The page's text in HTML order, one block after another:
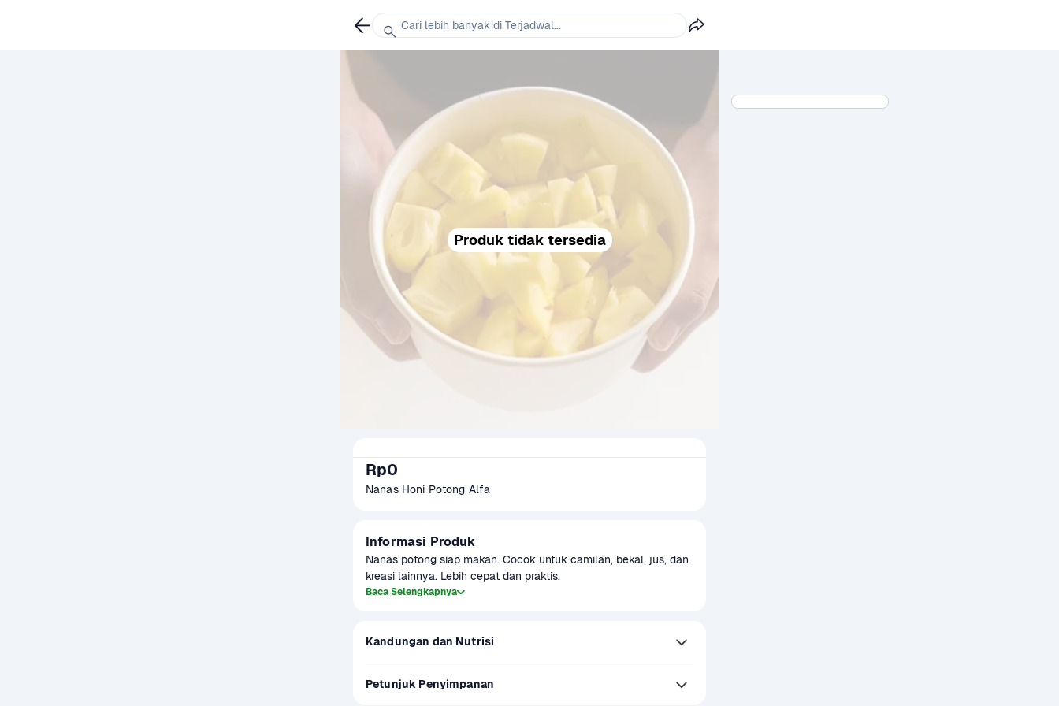
Produk tidak tersedia
Rp0
Nanas Honi Potong Alfa
Informasi Produk
Nanas potong siap makan. Cocok untuk camilan, bekal, jus, dan
kreasi lainnya. Lebih cepat dan praktis.
Baca Selengkapnya
Kandungan dan Nutrisi
Petunjuk Penyimpanan
Cari lebih banyak di Terjadwal...